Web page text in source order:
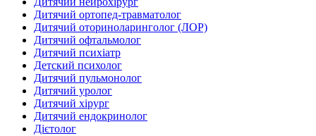
Дитячий ортопед-травматолог
Дитячий оториноларинголог (ЛОР)
Дитячий офтальмолог
Дитячий психіатр
Детский психолог
Дитячий пульмонолог
Дитячий уролог
Дитячий хірург
Дитячий ендокринолог
Дієтолог